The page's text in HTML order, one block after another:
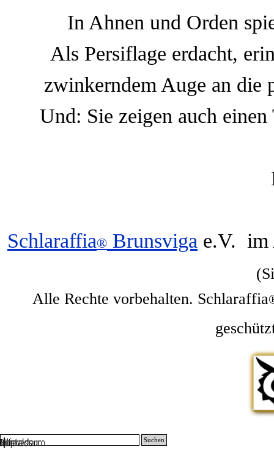
In Ahnen und Orden
Als Persiflage erdacht,
zwinkerndem Auge an die
Und: Sie zeigen auch
Schlaraffia® Brunsviga e.V. im
Alle Rechte vorbehalten. Schlaraffia
Suchen